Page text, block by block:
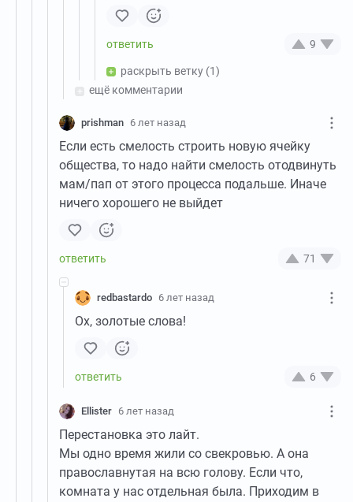
9
раскрыть ветку (1)
ещё комментарии
prishman 6 лет назад
Если есть смелость строить новую ячейку
общества, то надо найти смелость отодвинуть
мам/пап от этого процесса подальше. Иначе
ничего хорошего не выйдет
71
redbastardo 6 лет назад
Ох, золотые слова!
6
Ellister 6 лет назад
Перестановка это лайт.
Мы одно время жили со свекровью. А она
православнутая на всю голову. Если что,
комната у нас отдельная была. Приходим в